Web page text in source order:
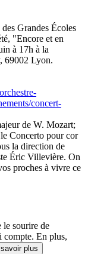
Grandes Écoles
"Encore et en
à 17h à la
69002 Lyon.
concert-
de W. Mozart;
Concerto pour cor
la direction de
Éric Villevière. On
proches à vivre ce
le sourire de
compte. En plus,
plus